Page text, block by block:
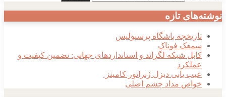
نوشته‌های تازه
تاریخچه باشگاه پرسپولیس
سمعک فوناک
کابل شبکه لگراند و استانداردهای جهانی: تضمین کیفیت و
عملکرد
عیب یابی دیزل ژنراتور کامینز
خواص مداد چشم اصلی